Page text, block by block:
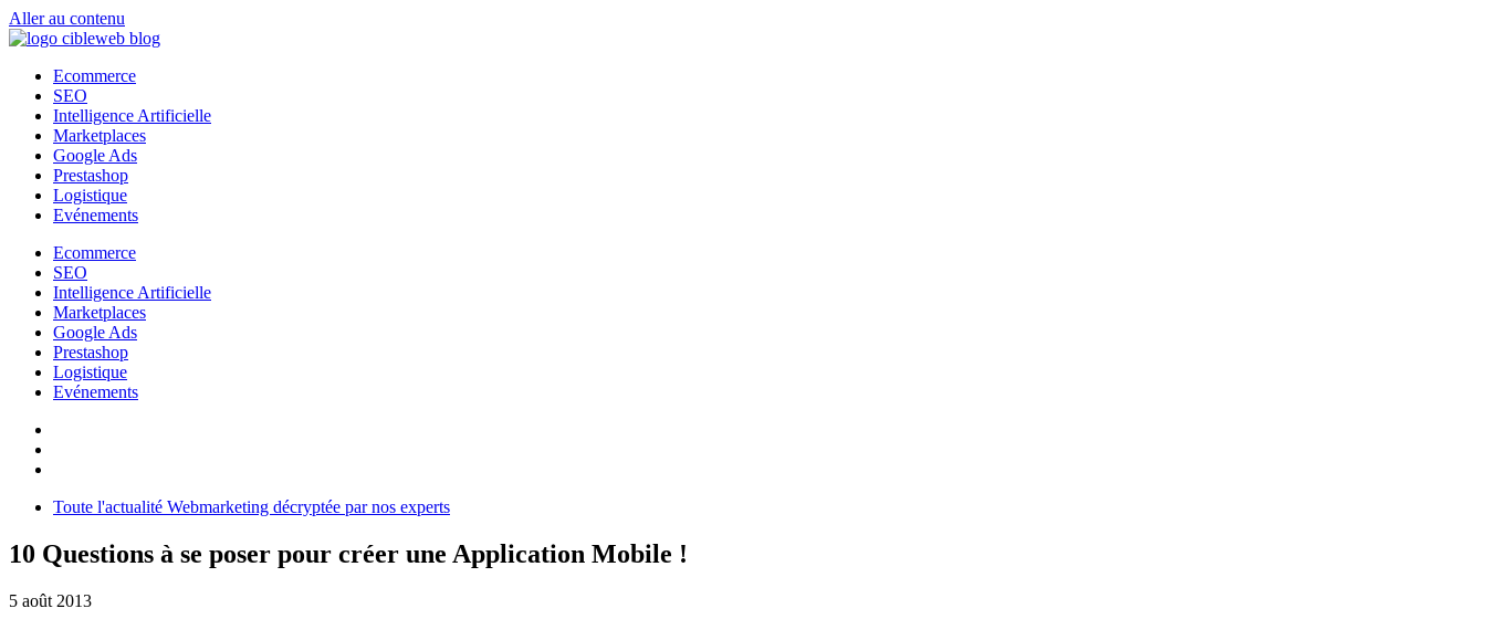
Aller au contenu
Ecommerce
SEO
Intelligence Artificielle
Marketplaces
Google Ads
Prestashop
Logistique
Evénements
Ecommerce
SEO
Intelligence Artificielle
Marketplaces
Google Ads
Prestashop
Logistique
Evénements
Toute l'actualité Webmarketing décryptée par nos experts
10 Questions à se poser pour créer une Application Mobile !
5 août 2013